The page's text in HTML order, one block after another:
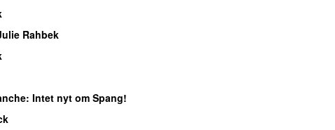
Rahbek
: Intet nyt om Spang!